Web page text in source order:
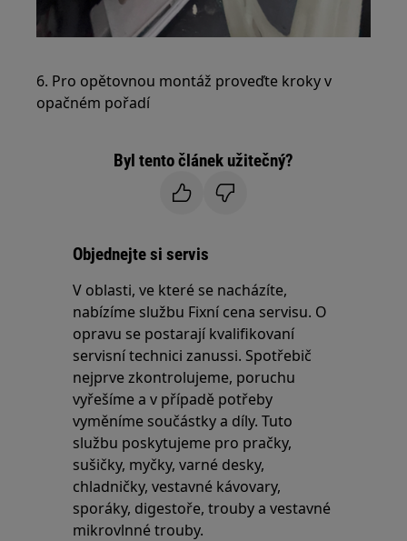
6. Pro opětovnou montáž proveďte kroky v
opačném pořadí
Byl tento článek užitečný?
Objednejte si servis
V oblasti, ve které se nacházíte,
nabízíme službu Fixní cena servisu. O
opravu se postarají kvalifikovaní
servisní technici zanussi. Spotřebič
nejprve zkontrolujeme, poruchu
vyřešíme a v případě potřeby
vyměníme součástky a díly. Tuto
službu poskytujeme pro pračky,
sušičky, myčky, varné desky,
chladničky, vestavné kávovary,
sporáky, digestoře, trouby a vestavné
mikrovlnné trouby.